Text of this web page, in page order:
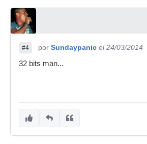
#4 por Sundaypanic el 24/03/2014
32 bits man...